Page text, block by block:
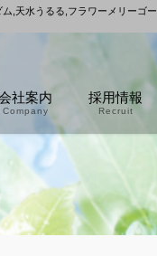
,天水うるる,フラワーメリーゴー
社案内
Company
採用情報
Recruit